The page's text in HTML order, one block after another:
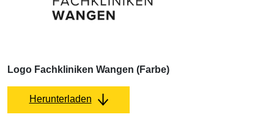
Logo Fachkliniken Wangen (Farbe)
Herunterladen